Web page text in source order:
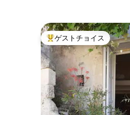
大好評のゲストチョイス
ゲストチョイス